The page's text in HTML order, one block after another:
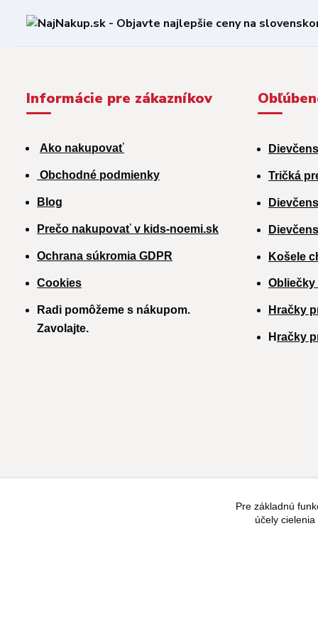
Informácie pre zákazníkov
Ako nakupovať
Obchodné podmienky
Blog
Prečo nakupovať v kids-noemi.sk
Ochrana súkromia GDPR
Cookies
Radi pomôžeme s nákupom.
Zavolajte.
Tričká
Košele
Hračky
H račky
Pre základnú
účely